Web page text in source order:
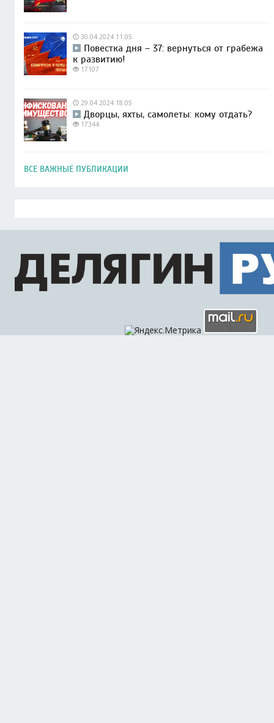
30.04.2024 11:05
Повестка дня – 37: вернуться от грабежа
к развитию!
17107
29.04.2024 18:05
Дворцы, яхты, самолеты: кому отдать?
17344
ВСЕ ВАЖНЫЕ ПУБЛИКАЦИИ